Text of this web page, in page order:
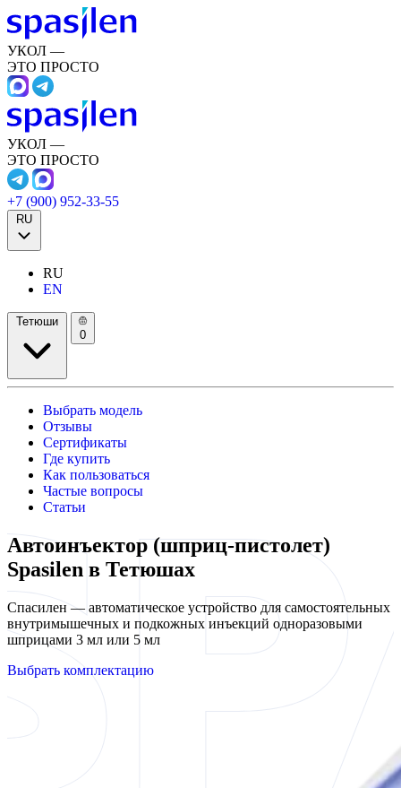
УКОЛ —
ЭТО ПРОСТО
УКОЛ —
ЭТО ПРОСТО
+7 (900) 952-33-55
RU
RU
EN
Тетюши
0
Выбрать модель
Отзывы
Сертификаты
Где купить
Как пользоваться
Частые вопросы
Статьи
Автоинъектор (шприц-пистолет)
Spasilen в Тетюшах
Спасилен — автоматическое устройство для самостоятельных
внутримышечных и подкожных инъекций одноразовыми
шприцами 3 мл или 5 мл
Выбрать комплектацию